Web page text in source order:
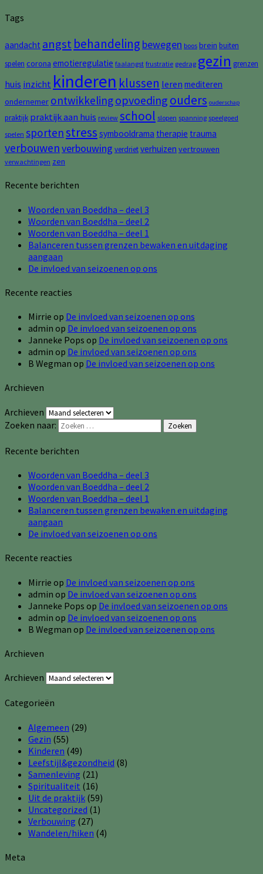
Tags
aandacht angst behandeling bewegen boos brein buiten
spelen corona emotieregulatie faalangst frustratie gedrag gezin grenzen
huis inzicht kinderen klussen leren mediteren
ondernemer ontwikkelingopvoeding ouders ouderschap
praktijk praktijk aan huis review school slopen spanning speelgoed
spelen sportenstress symbooldrama therapie trauma
verbouwenverbouwing verdrietverhuizen vertrouwen
verwachtingen zen
Recente berichten
Woorden van Boeddha – deel 3
Woorden van Boeddha – deel 2
Woorden van Boeddha – deel 1
Balanceren tussen grenzen bewaken en uitdaging
aangaan
De invloed van seizoenen op ons
Recente reacties
Mirrie op De invloed van seizoenen op ons
admin op De invloed van seizoenen op ons
Janneke Pops op De invloed van seizoenen op ons
admin op De invloed van seizoenen op ons
B Wegman op De invloed van seizoenen op ons
Archieven
Archieven
Zoeken naar:
Zoeken
Recente berichten
Woorden van Boeddha – deel 3
Woorden van Boeddha – deel 2
Woorden van Boeddha – deel 1
Balanceren tussen grenzen bewaken en uitdaging
aangaan
De invloed van seizoenen op ons
Recente reacties
Mirrie op De invloed van seizoenen op ons
admin op De invloed van seizoenen op ons
Janneke Pops op De invloed van seizoenen op ons
admin op De invloed van seizoenen op ons
B Wegman op De invloed van seizoenen op ons
Archieven
Archieven
Categorieën
Algemeen (29)
Gezin (55)
Kinderen (49)
Leefstijl&gezondheid (8)
Samenleving (21)
Spiritualiteit (16)
Uit de praktijk (59)
Uncategorized (1)
Verbouwing (27)
Wandelen/hiken (4)
Meta